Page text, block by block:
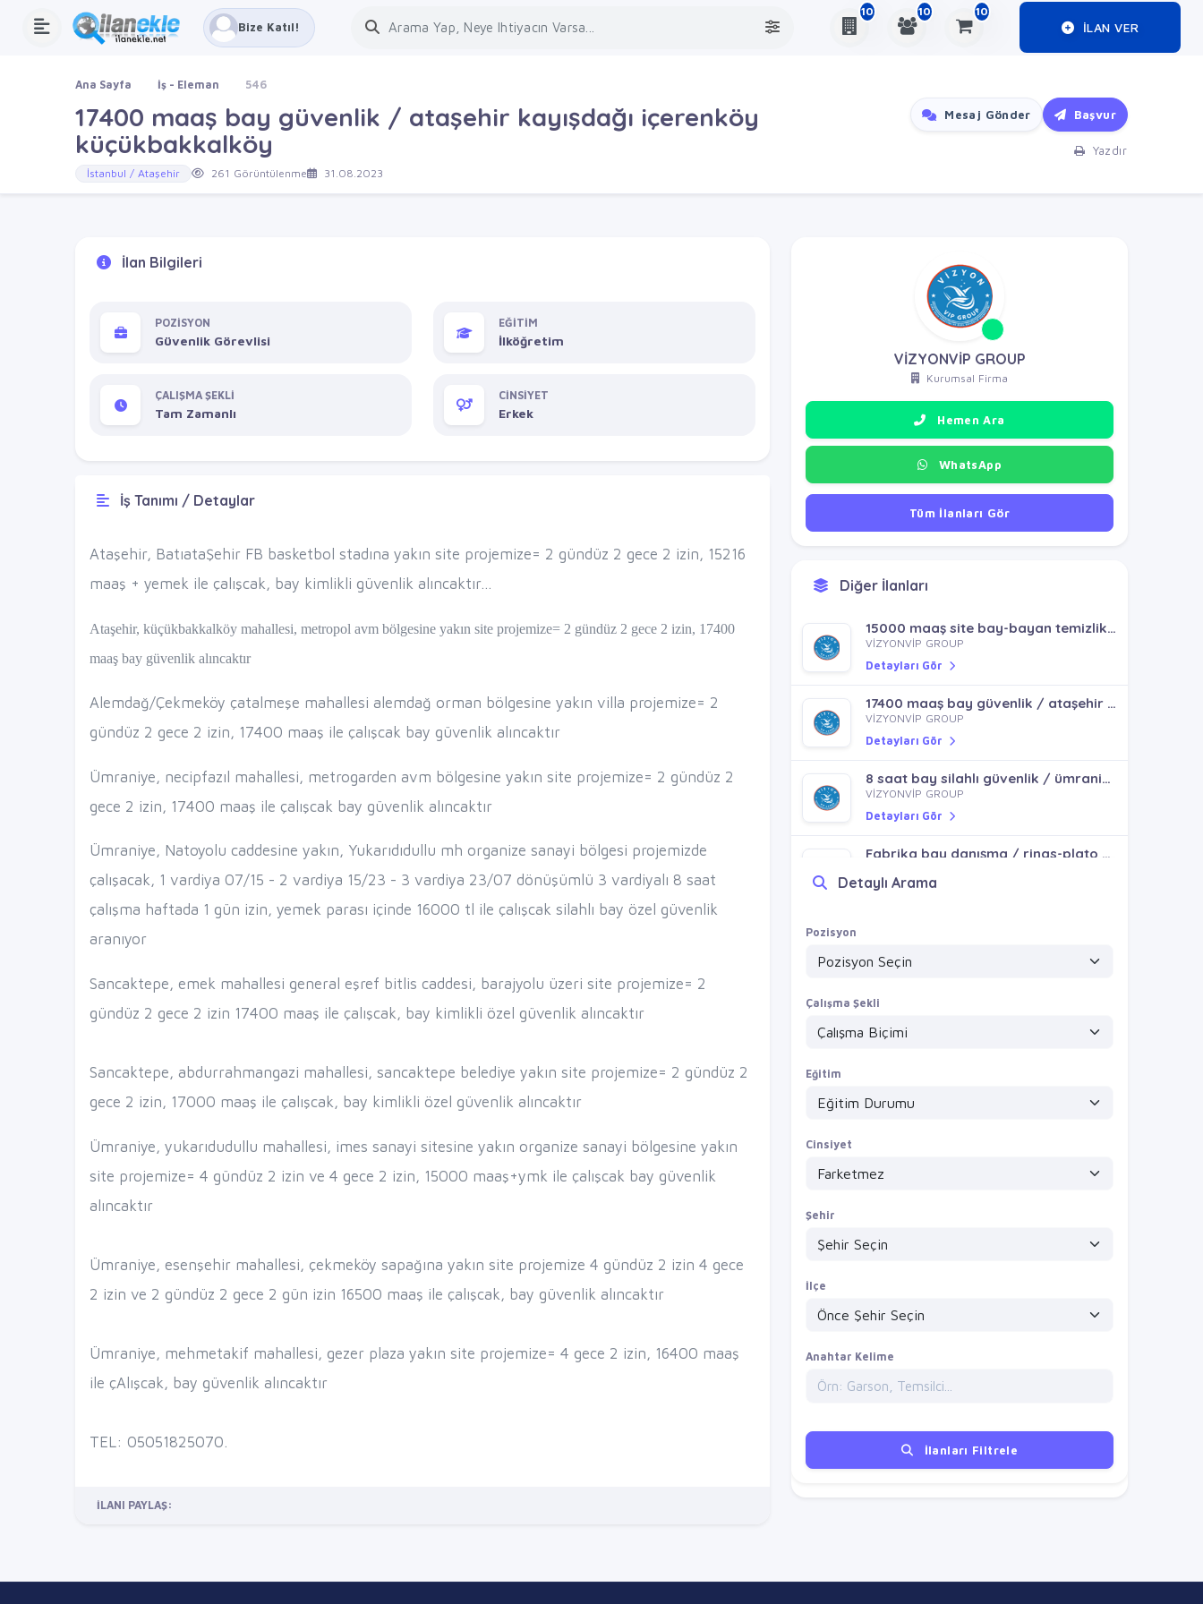
Bize Katıl!
10 10 10
ILAN VER
Ana Sayfa İş - Eleman 546
17400 maaş bay güvenlik / ataşehir kayışdağı içerenköy
küçükbakkalköy
İstanbul / Ataşehir 261 Görüntülenme 31.08.2023
Mesaj Gönder Başvur
Yazdır
İlan Bilgileri
POZİSYON
Güvenlik Görevlisi
ÇALIŞMA ŞEKLİ
Tam Zamanlı
EĞİTİM
İlköğretim
CİNSİYET
Erkek
İş Tanımı / Detaylar
Ataşehir, BatıataŞehir FB basketbol stadına yakın site projemize= 2 gündüz 2 gece 2 izin, 15216
maaş + yemek ile çalışcak, bay kimlikli güvenlik alıncaktır...
Ataşehir, küçükbakkalköy mahallesi, metropol avm bölgesine yakın site projemize= 2 gündüz 2 gece 2 izin, 17400
maaş bay güvenlik alıncaktır
Alemdağ/Çekmeköy çatalmeşe mahallesi alemdağ orman bölgesine yakın villa projemize= 2
gündüz 2 gece 2 izin, 17400 maaş ile çalışcak bay güvenlik alıncaktır
Ümraniye, necipfazıl mahallesi, metrogarden avm bölgesine yakın site projemize= 2 gündüz 2
gece 2 izin, 17400 maaş ile çalışcak bay güvenlik alıncaktır
Ümraniye, Natoyolu caddesine yakın, Yukarıdıdullu mh organize sanayi bölgesi projemizde
çalışacak, 1 vardiya 07/15 - 2 vardiya 15/23 - 3 vardiya 23/07 dönüşümlü 3 vardiyalı 8 saat
çalışma haftada 1 gün izin, yemek parası içinde 16000 tl ile çalışcak silahlı bay özel güvenlik
aranıyor
Sancaktepe, emek mahallesi general eşref bitlis caddesi, barajyolu üzeri site projemize= 2
gündüz 2 gece 2 izin 17400 maaş ile çalışcak, bay kimlikli özel güvenlik alıncaktır
Sancaktepe, abdurrahmangazi mahallesi, sancaktepe belediye yakın site projemize= 2 gündüz 2
gece 2 izin, 17000 maaş ile çalışcak, bay kimlikli özel güvenlik alıncaktır
Ümraniye, yukarıdudullu mahallesi, imes sanayi sitesine yakın organize sanayi bölgesine yakın
site projemize= 4 gündüz 2 izin ve 4 gece 2 izin, 15000 maaş+ymk ile çalışcak bay güvenlik
alıncaktır
Ümraniye, esenşehir mahallesi, çekmeköy sapağına yakın site projemize 4 gündüz 2 izin 4 gece
2 izin ve 2 gündüz 2 gece 2 gün izin 16500 maaş ile çalışcak, bay güvenlik alıncaktır
Ümraniye, mehmetakif mahallesi, gezer plaza yakın site projemize= 4 gece 2 izin, 16400 maaş
ile çAlışcak, bay güvenlik alıncaktır
TEL: 05051825070.
İLANI PAYLAŞ:
VİZYONVİP GROUP
Kurumsal Firma
Hemen Ara
WhatsApp
Tüm İlanları Gör
Diğer İlanları
15000 maaş site bay-bayan temizlik / pendik sultanbeyli
VİZYONVİP GROUP
Detayları Gör
17400 maaş bay güvenlik / ataşehir içerenköy ferhatpaşa kayışdağı içerenköy küçükbakkalköy
VİZYONVİP GROUP
Detayları Gör
8 saat bay silahlı güvenlik / ümraniye çekmeköy ataşehir sancaktepe
VİZYONVİP GROUP
Detayları Gör
Fabrika bay danışma / rings-plato avm sultanbeyli gölet
Detayları Gör
Detayları Gör
Detaylı Arama
Pozisyon
Çalışma Şekli
Eğitim
Cinsiyet
Şehir
İlçe
Anahtar Kelime
İlanları Filtrele